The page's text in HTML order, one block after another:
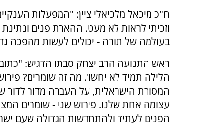
ח"כ מיכאל מלכיאלי ציין: "המפעלות
וזכיתי לראות לא מעט. ההארת פנים
בעולמה של תורה - יכולים לעשות מהפכה
ראש התנועה הרב יצחק סבתו הדגיש: "כתוב
הלילה תמיד לא יחשו'. מה זה שומרים?
המסורת הישראלית, על העברה מדור לדור
עצומה אחת שלנו. פירוש שני - שומרים
הפנים לעתיד ולהתחדשות הגדולה שעם